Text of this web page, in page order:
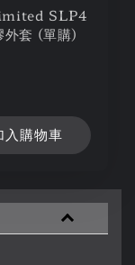
SLP4
外套 (單購)
入購物車